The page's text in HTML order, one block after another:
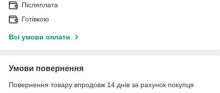
Післяплата
Готівкою
Всі умови оплати
Умови повернення
Повернення товару впродовж 14 днів за рахунок покупця